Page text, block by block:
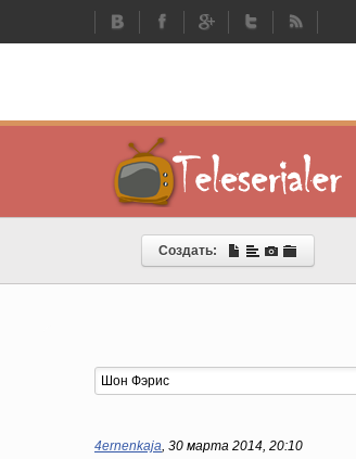
Создать:
4ernenkaja, 30 марта 2014, 20:10